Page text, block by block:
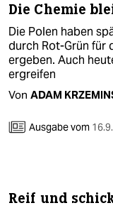
öko
gesellschaft
kultur
sport
Die Chemie
Die Polen haben
durch Rot-Grün für
ergeben. Auch
ergreifen
Von ADAM
Ausgabe vom
Reif und